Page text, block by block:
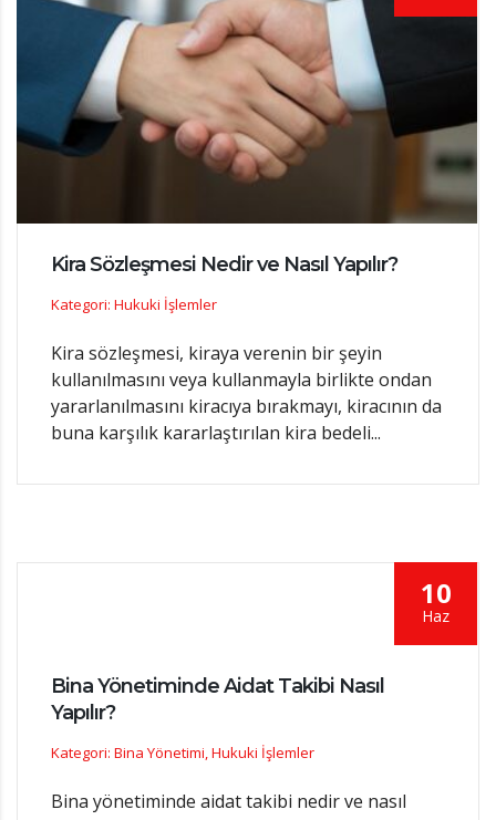
Kira Sözleşmesi Nedir ve Nasıl Yapılır?
Kategori: Hukuki İşlemler
Kira sözleşmesi, kiraya verenin bir şeyin
kullanılmasını veya kullanmayla birlikte ondan
yararlanılmasını kiracıya bırakmayı, kiracının da
buna karşılık kararlaştırılan kira bedeli...
10
Haz
Bina Yönetiminde Aidat Takibi Nasıl
Yapılır?
Kategori: Bina Yönetimi, Hukuki İşlemler
Bina yönetiminde aidat takibi nedir ve nasıl